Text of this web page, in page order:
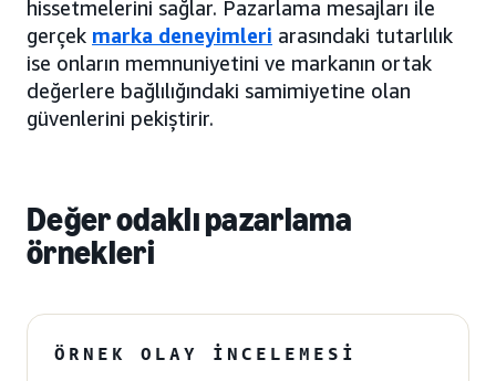
hissetmelerini sağlar. Pazarlama mesajları ile
gerçek marka deneyimleri arasındaki tutarlılık
ise onların memnuniyetini ve markanın ortak
değerlere bağlılığındaki samimiyetine olan
güvenlerini pekiştirir.
Değer odaklı pazarlama
örnekleri
ÖRNEK OLAY İNCELEMESI